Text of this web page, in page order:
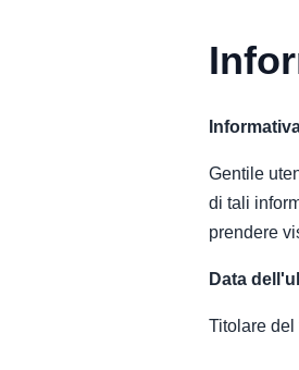
Gentile
di tali
prendere
Data
Titolare del